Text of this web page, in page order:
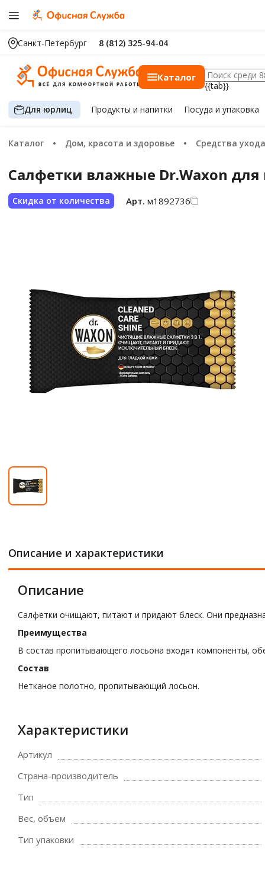
Санкт-Петербург 8 (812) 325-94-04
Каталог
{{tab}}
Для юрлиц Продуктыи напитки Посуда и упаковка
Каталог Дом, красота и здоровье Средства ухода за
Салфетки влажные Dr.Waxon
Скидка от количества Арт. м1892736
Описание и характеристики
Описание
Салфетки очищают, питают и придают блеск. Они
Преимущества
В состав пропитывающего лосьона входят компоненты,
Состав
Нетканое полотно, пропитывающий лосьон.
Характеристики
Артикул
Страна-производитель
Тип
Вес, объем
Тип упаковки